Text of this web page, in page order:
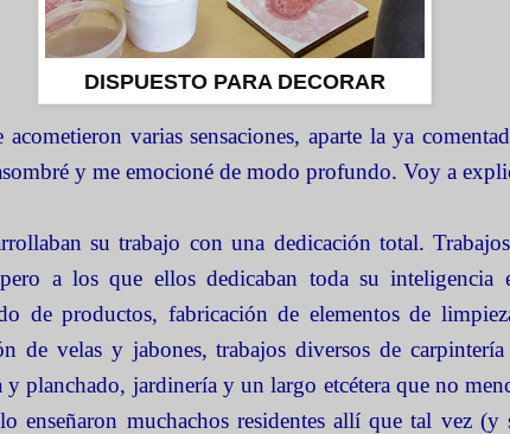
DISPUESTO PARA DECORAR
varias sensaciones, aparte la ya
y me emocioné de modo profundo. Voy a
su trabajo con una dedicación total.
a los que ellos dedicaban toda su
de productos, fabricación de elementos de
de velas y jabones, trabajos diversos de
y planchado, jardinería y un largo etcétera que no
enseñaron muchachos residentes allí que tal vez (y